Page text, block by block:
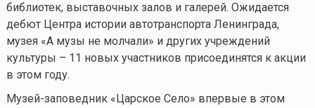
библиотек, выставочных залов и галерей. Ожидается
дебют Центра истории автотранспорта Ленинграда,
музея «А музы не молчали» и других учреждений
культуры – 11 новых участников присоединятся к акции
в этом году.
Музей-заповедник «Царское Село» впервые в этом